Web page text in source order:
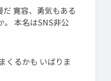
寛容、勇気もある
。 本名はSNS非公
くるかも いばりま